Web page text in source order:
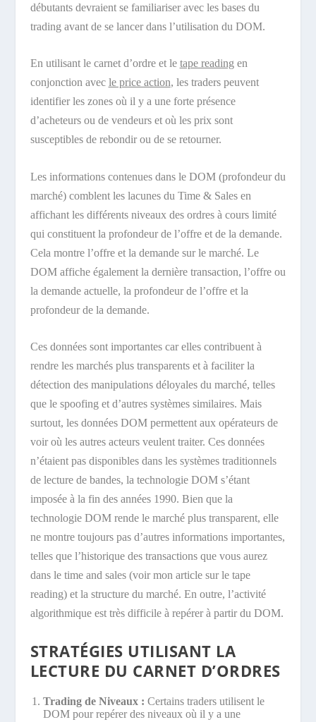
débutants devraient se familiariser avec les bases du
trading avant de se lancer dans l’utilisation du DOM.
En utilisant le carnet d’ordre et le tape reading en
conjonction avec le price action, les traders peuvent
identifier les zones où il y a une forte présence
d’acheteurs ou de vendeurs et où les prix sont
susceptibles de rebondir ou de se retourner.
Les informations contenues dans le DOM (profondeur du
marché) comblent les lacunes du Time & Sales en
affichant les différents niveaux des ordres à cours limité
qui constituent la profondeur de l’offre et de la demande.
Cela montre l’offre et la demande sur le marché. Le
DOM affiche également la dernière transaction, l’offre ou
la demande actuelle, la profondeur de l’offre et la
profondeur de la demande.
Ces données sont importantes car elles contribuent à
rendre les marchés plus transparents et à faciliter la
détection des manipulations déloyales du marché, telles
que le spoofing et d’autres systèmes similaires. Mais
surtout, les données DOM permettent aux opérateurs de
voir où les autres acteurs veulent traiter. Ces données
n’étaient pas disponibles dans les systèmes traditionnels
de lecture de bandes, la technologie DOM s’étant
imposée à la fin des années 1990. Bien que la
technologie DOM rende le marché plus transparent, elle
ne montre toujours pas d’autres informations importantes,
telles que l’historique des transactions que vous aurez
dans le time and sales (voir mon article sur le tape
reading) et la structure du marché. En outre, l’activité
algorithmique est très difficile à repérer à partir du DOM.
STRATÉGIES UTILISANT LA
LECTURE DU CARNET D’ORDRES
Trading de Niveaux : Certains traders utilisent le
DOM pour repérer des niveaux où il y a une